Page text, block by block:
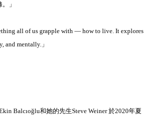
」
all of us grapple with — how to live. It explores
and mentally.」
Balcıoğlu和她的先生Steve Weiner 於2020年夏